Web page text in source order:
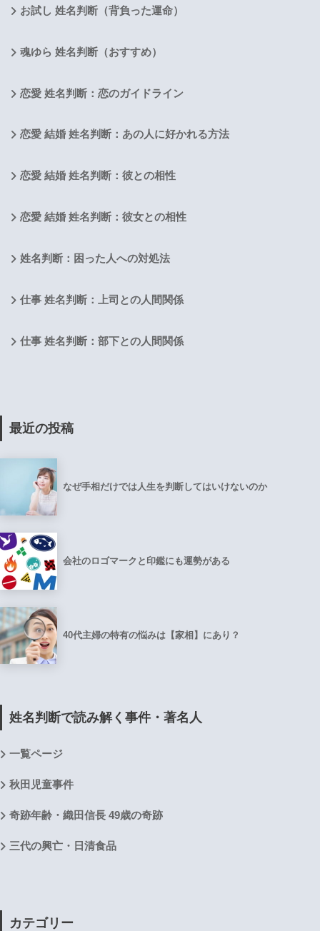
お試し 姓名判断（背負った運命）
魂ゆら 姓名判断（おすすめ）
恋愛 姓名判断：恋のガイドライン
恋愛 結婚 姓名判断：あの人に好かれる方法
恋愛 結婚 姓名判断：彼との相性
恋愛 結婚 姓名判断：彼女との相性
姓名判断：困った人への対処法
仕事 姓名判断：上司との人間関係
仕事 姓名判断：部下との人間関係
最近の投稿
なぜ手相だけでは人生を判断してはいけないのか
会社のロゴマークと印鑑にも運勢がある
40代主婦の特有の悩みは【家相】にあり？
姓名判断で読み解く事件・著名人
一覧ページ
秋田児童事件
奇跡年齢・織田信長 49歳の奇跡
三代の興亡・日清食品
カテゴリー